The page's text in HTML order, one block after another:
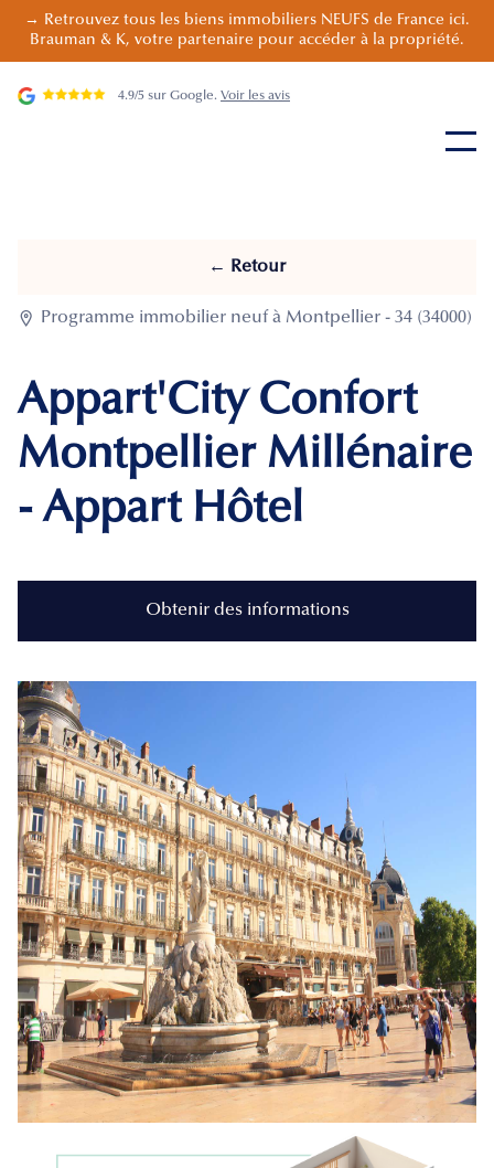
→ Retrouvez tous les biens immobiliers NEUFS de France ici.
Brauman & K, votre partenaire pour accéder à la propriété.
4.9/5 sur Google. Voir les avis
← Retour
 Programme immobilier neuf à Montpellier - 34 (34000)
Appart'City Confort
Montpellier Millénaire
- Appart Hôtel
Obtenir des informations